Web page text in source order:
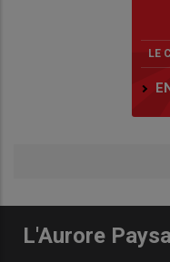
LE
L'Aurore